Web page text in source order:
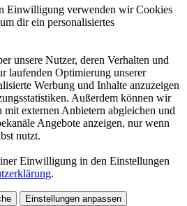
Einwilligung verwenden wir Cookies
dir ein personalisiertes
unsere Nutzer, deren Verhalten und
laufenden Optimierung unserer
Werbung und Inhalte anzuzeigen
Außerdem können wir
mit externen Anbietern abgleichen und
Angebote anzeigen, nur wenn
nutzt.
Einwilligung in den Einstellungen
.
Einstellungen anpassen